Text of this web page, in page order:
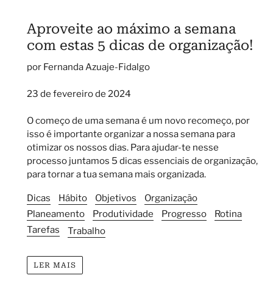
Aproveite ao máximo a semana
com estas 5 dicas de organização!
por Fernanda Azuaje-Fidalgo
23 de fevereiro de 2024
O começo de uma semana é um novo recomeço, por
isso é importante organizar a nossa semana para
otimizar os nossos dias. Para ajudar-te nesse
processo juntamos 5 dicas essenciais de organização,
para tornar a tua semana mais organizada.
Dicas Hábito Objetivos
Organização
Planeamento
Produtividade Progresso
Rotina
Tarefas
Trabalho
LER MAIS